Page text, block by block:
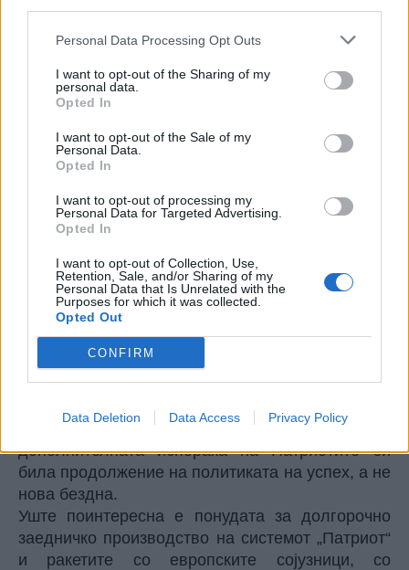
Personal Data Processing Opt Outs
I want to opt-out of the Sharing of my
personal data.
Opted In
I want to opt-out of the Sale of my
Personal Data.
Opted In
I want to opt-out of processing my
Personal Data for Targeted Advertising.
Opted In
I want to opt-out of Collection, Use,
Retention, Sale, and/or Sharing of my
Personal Data that Is Unrelated with the
Purposes for which it was collected.
Opted Out
CONFIRM
Data Deletion Data Access Privacy Policy
нападите врз Киев, Зеленски сака одговорноста
за недостигот на пресретнувачи да биде јасно
престолнини.
Писмото содржи и многу внимателно одбрани
Зеленски потсетува дека Трамп ја одобрил
испораката на ракетите „Џавелин“ на Украина
помогнала да се запрат руските тенковски
конвои во 2022 година. Тој го споменува
правилата на играта“, благодарение на
ATACMS, Bradley и F-16.
Таквиот инвентар на американско оружје има
јасна цел. Зеленски се обидува да го убеди
Трамп дека американското оружје носи
резултати, дека американската технологија ја
победува руската технологија (Трамп навистина
сака да слуша „пофалби“) и дека
дополнителната испорака на Патриотите би
била продолжение на политиката на успех, а не
нова бездна.
Уште поинтересна е понудата за долгорочно
заедничко производство на системот „Патриот“
и ракетите со европските сојузници, со